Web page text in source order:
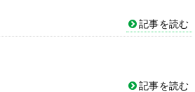
記事を読む
記事を読む